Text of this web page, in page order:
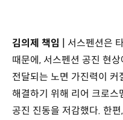
김의제 책임 | 서스펜션은
때문에, 서스펜션 공진 현
전달되는 노면 가진력이 커
해결하기 위해 리어 크로스
공진 진동을 저감했다. 한